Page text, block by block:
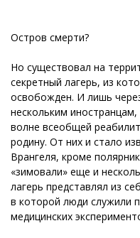
Остров смерти?
Но существовал на
секретный лагерь, из
освобожден. И лишь
нескольким
волне всеобщей
родину. От них и стало
Врангеля, кроме
«зимовали» еще и
лагерь представлял из
в которой люди служили
медицинских